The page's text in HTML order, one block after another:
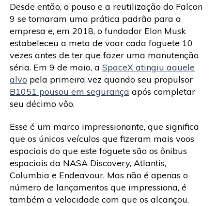
Desde então, o pouso e a reutilização do Falcon
9 se tornaram uma prática padrão para a
empresa e, em 2018, o fundador Elon Musk
estabeleceu a meta de voar cada foguete 10
vezes antes de ter que fazer uma manutenção
séria. Em 9 de maio, a SpaceX atingiu aquele
alvo pela primeira vez quando seu propulsor
B1051 pousou em segurança após completar
seu décimo vôo.
Esse é um marco impressionante, que significa
que os únicos veículos que fizeram mais voos
espaciais do que este foguete são os ônibus
espaciais da NASA Discovery, Atlantis,
Columbia e Endeavour. Mas não é apenas o
número de lançamentos que impressiona, é
também a velocidade com que os alcançou.